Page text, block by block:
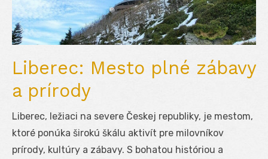
Liberec: Mesto plné zábavy
a prírody
Liberec, ležiaci na severe Českej republiky, je mestom,
ktoré ponúka širokú škálu aktivít pre milovníkov
prírody, kultúry a zábavy. S bohatou históriou a